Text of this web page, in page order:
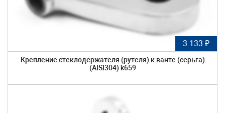
3 133 ₽
Крепление стеклодержателя (рутеля) к ванте (серьга)
(AISI304) k659